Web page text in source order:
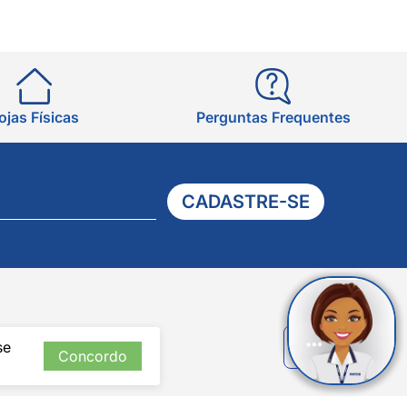
Concordo
Físicas Perguntas Frequentes
CADASTRE-SE
Verificada
por